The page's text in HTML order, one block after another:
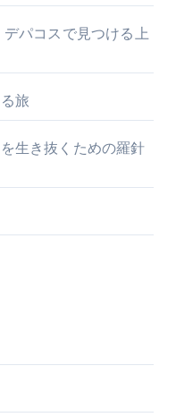
パコスで見つける上
旅
生き抜くための羅針